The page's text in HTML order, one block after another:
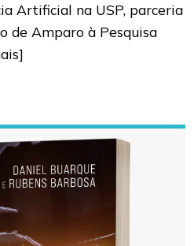
Artificial na USP, parceria
de Amparo à Pesquisa